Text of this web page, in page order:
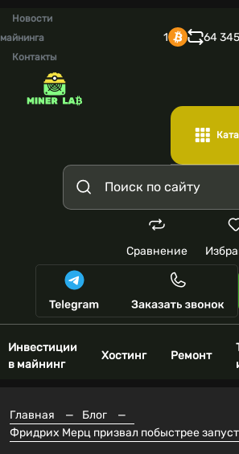
Новости
майнинга
Контакты
1 64
Сравнение
Инвестиции
в майнинг
Хостинг Ремонт
Главная — Блог
—
Фридрих Мерц призвал побыстрее